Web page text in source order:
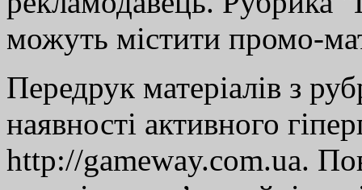
можуть містити промо-
Передрук матеріалів з
наявності активного
http://gameway.com.ua.